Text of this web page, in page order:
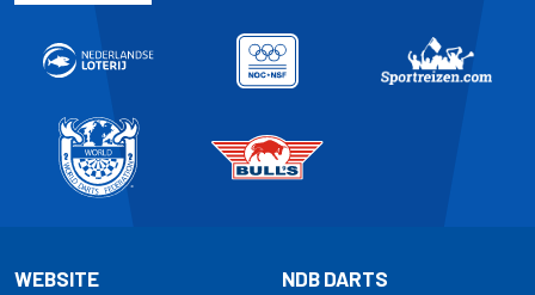
WEBSITE NDB DARTS